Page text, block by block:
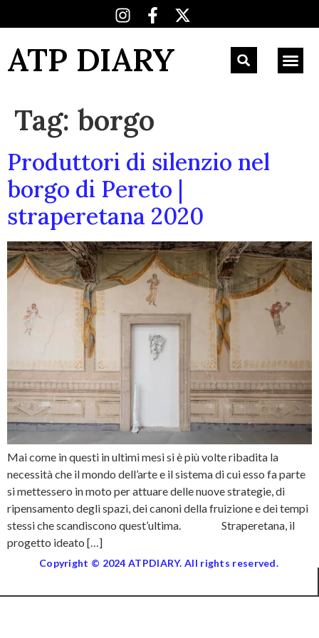
ATP DIARY
Tag: borgo
Produttori di silenzio nel
borgo di Pereto |
straperetana 2020
Mai come in questi in ultimi mesi si è più volte ribadita la
necessità che il mondo dell’arte e il sistema di cui esso fa parte
si mettessero in moto per attuare delle nuove strategie, di
ripensamento degli spazi, dei canoni della fruizione e dei tempi
stessi che scandiscono quest’ultima. Straperetana, il
progetto ideato […]
Copyright © 2024 ATPDIARY. All rights reserved.